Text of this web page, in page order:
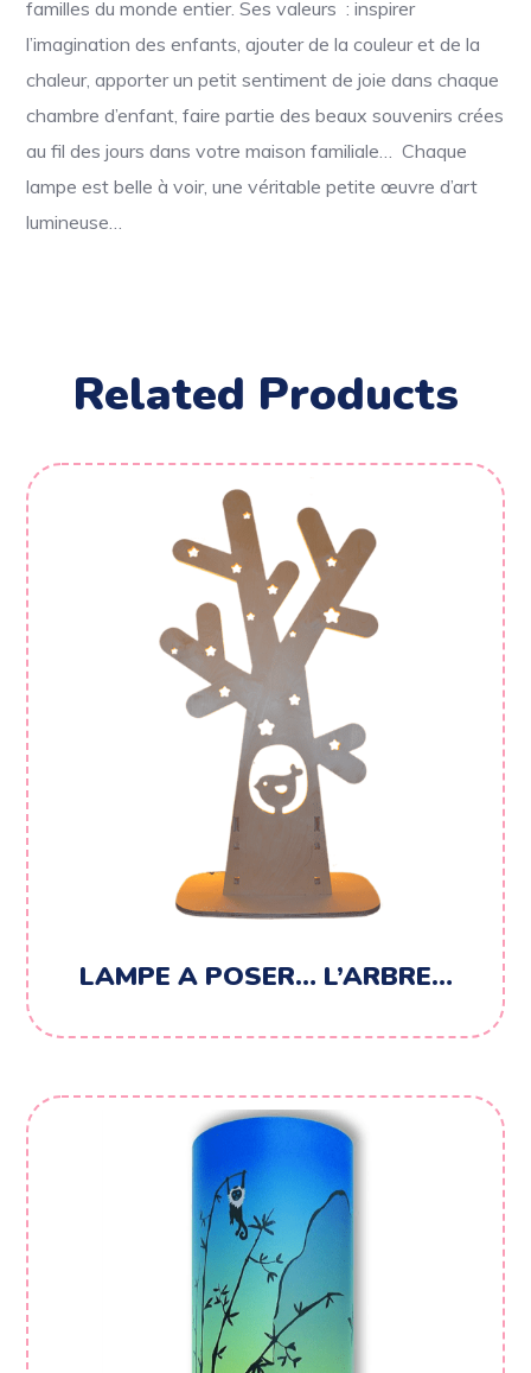
familles du monde entier. Ses valeurs : inspirer
l’imagination des enfants, ajouter de la couleur et de la
chaleur, apporter un petit sentiment de joie dans chaque
chambre d’enfant, faire partie des beaux souvenirs crées
au fil des jours dans votre maison familiale… Chaque
lampe est belle à voir, une véritable petite œuvre d’art
lumineuse…
Related Products
LAMPE A POSER… L’ARBRE…